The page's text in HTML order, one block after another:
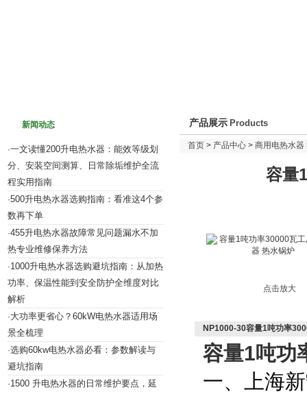
新闻动态
·一文读懂200升电热水器：能效等级划
分、安装空间测算、日常除垢维护全流
程实用指南
·500升电热水器选购指南：看准这4个参
数再下单
·455升电热水器故障常见问题漏水不加
热专业维修保养方法
·1000升电热水器选购避坑指南：从加热
功率、保温性能到安全防护全维度对比
解析
·大功率更省心？60kW电热水器适用场
景全梳理
·选购60kw电热水器必看：参数解读与
避坑指南
·1500 升电热水器的日常维护要点，延
产品展示 Products
首页 > 产品中心 > 商用电热水器
容量
点击放大
NP1000-30容量1吨功率
容量1吨功
一、上海